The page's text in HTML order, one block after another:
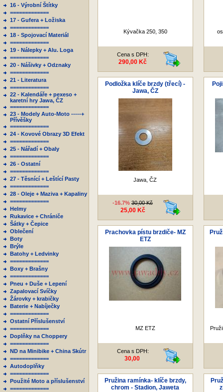
16 - Výrobní Štítky
=============
17 - Gufera + Ložiska
=============
18 - Spojovací Materiál
=============
19 - Nálepky + Alu. Loga
=============
20 - Nášivky + Odznaky
=============
21 - Literatura
=============
22 - Kalendáře + pexeso +
karetní hry Jawa, ČZ
=============
23 - Modely Auto-Moto -----+
Přívěšky
=============
24 - Kovové Obrazy 3D Efekt
=============
25 - Nářadí + Obaly
=============
26 - Ostatní
=============
27 - Těsnící + Leštící Pasty
=============
28 - Oleje + Maziva + Kapaliny
=============
Helmy
Rukavice + Chrániče
Šátky + Čepice
Oblečení
Boty
Brýle
Batohy + Ledvinky
=============
Boxy + Brašny
=============
Pneu + Duše + Lepení
Zapalovací Svíčky
Žárovky + krabičky
Baterie + Nabíječky
=============
Ostatní Příslušenství
=============
Doplňky na Choppery
=============
ND na Minibike + China Skútr
=============
Autodoplňky
=============
Použité Moto a příslušenství
=============
Kývačka 250, 350
Cena s DPH:
290,00 Kč
Podložka klíče brzdy (třecí) -
Jawa, ČZ
Jawa, ČZ
-16.7% 30,00 Kč
25,00 Kč
Prachovka pístu brzdiče- MZ
ETZ
MZ ETZ
Cena s DPH:
30,00
Pružina ramínka- klíče brzdy,
chrom - Stadion, Jaweta